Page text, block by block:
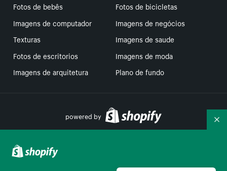
Fotos de bebês
Fotos de bicicletas
Imagens de computador
Imagens de negócios
Texturas
Imagens de saude
Fotos de escritorios
Imagens de moda
Imagens de arquitetura
Plano de fundo
powered by
Suas escolhas de privacidade